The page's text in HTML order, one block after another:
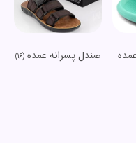
صندل پسرانه عمده(16)